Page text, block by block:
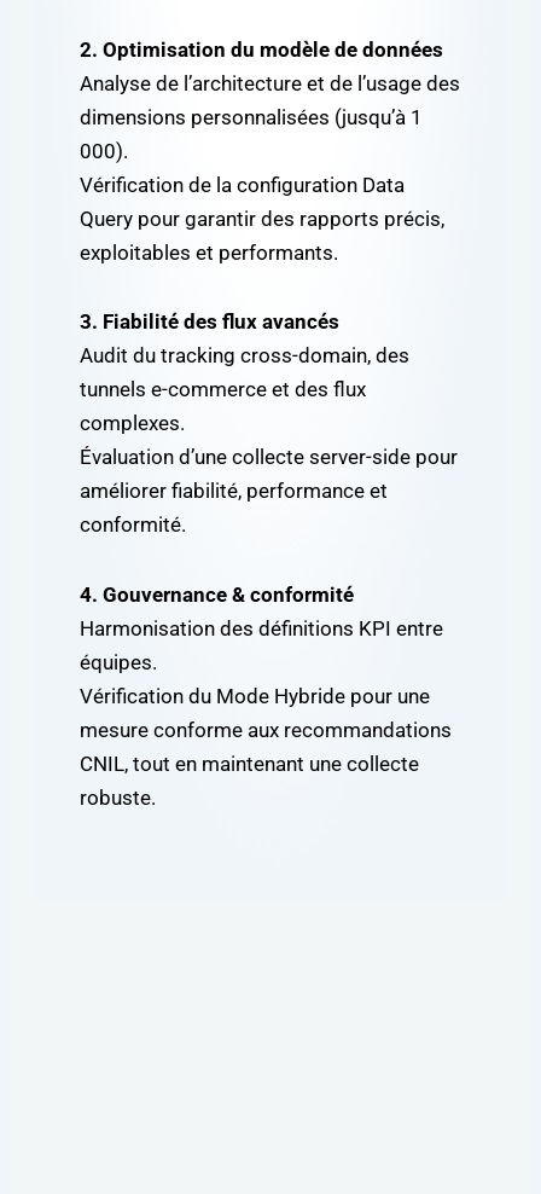
2. Optimisation du modèle de données
Analyse de l’architecture et de l’usage des
dimensions personnalisées (jusqu’à 1
000).
Vérification de la configuration Data
Query pour garantir des rapports précis,
exploitables et performants.
3. Fiabilité des flux avancés
Audit du tracking cross-domain, des
tunnels e-commerce et des flux
complexes.
Évaluation d’une collecte server-side pour
améliorer fiabilité, performance et
conformité.
4. Gouvernance & conformité
Harmonisation des définitions KPI entre
équipes.
Vérification du Mode Hybride pour une
mesure conforme aux recommandations
CNIL, tout en maintenant une collecte
robuste.